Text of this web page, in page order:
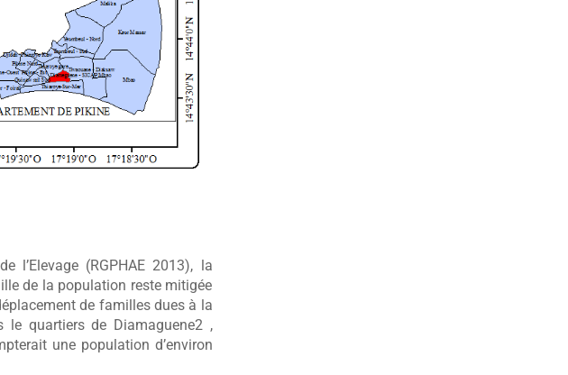
l’Elevage (RGPHAE 2013), la
de la population reste mitigée
de familles dues à la
le quartiers de Diamaguene2 ,
une population d’environ